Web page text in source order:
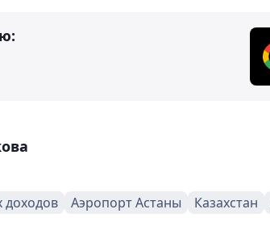
доходов Аэропорт Астаны Казахстан